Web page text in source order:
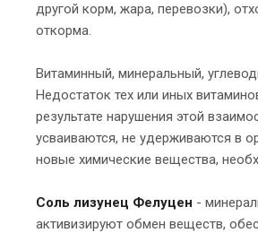
другой корм, жара, перевозки),
откорма.
Витаминный, минеральный,
Недостаток тех или иных
результате нарушения этой
усваиваются, не удерживаются в
новые химические вещества,
Соль лизунец Фелуцен -
активизируют обмен веществ,